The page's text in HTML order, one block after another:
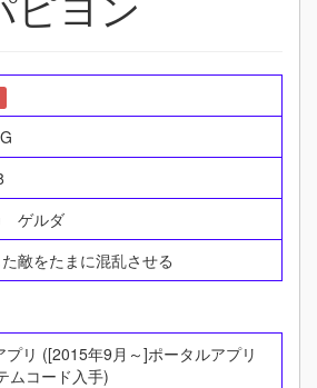
ゲルダ
敵をたまに混乱させる
プリ ([2015年9月～]ポータルアプリ
ムコード入手)